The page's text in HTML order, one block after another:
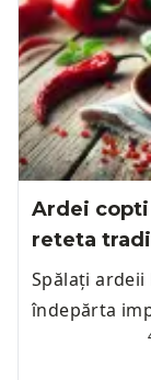
Ardei copti
reteta
Spălați ardeii
îndepărta